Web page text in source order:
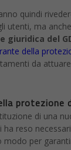
quindi
utenti, ma
giuridica del
della
da
protezione
di una
ha reso
modo per